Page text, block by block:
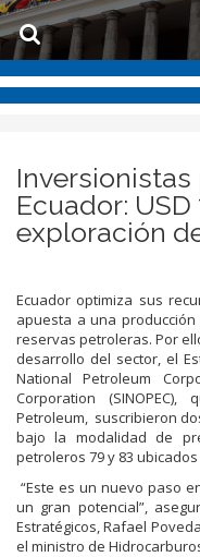
Ecuador:
exploración
Ecuador optimiza sus
apuesta a una
reservas petroleras. Por
desarrollo del sector, el
National Petroleum
Corporation
Petroleum, suscribieron
bajo la modalidad de
petroleros 79 y 83
“Este es un nuevo paso
un gran potencial”,
Estratégicos, Rafael
el ministro de